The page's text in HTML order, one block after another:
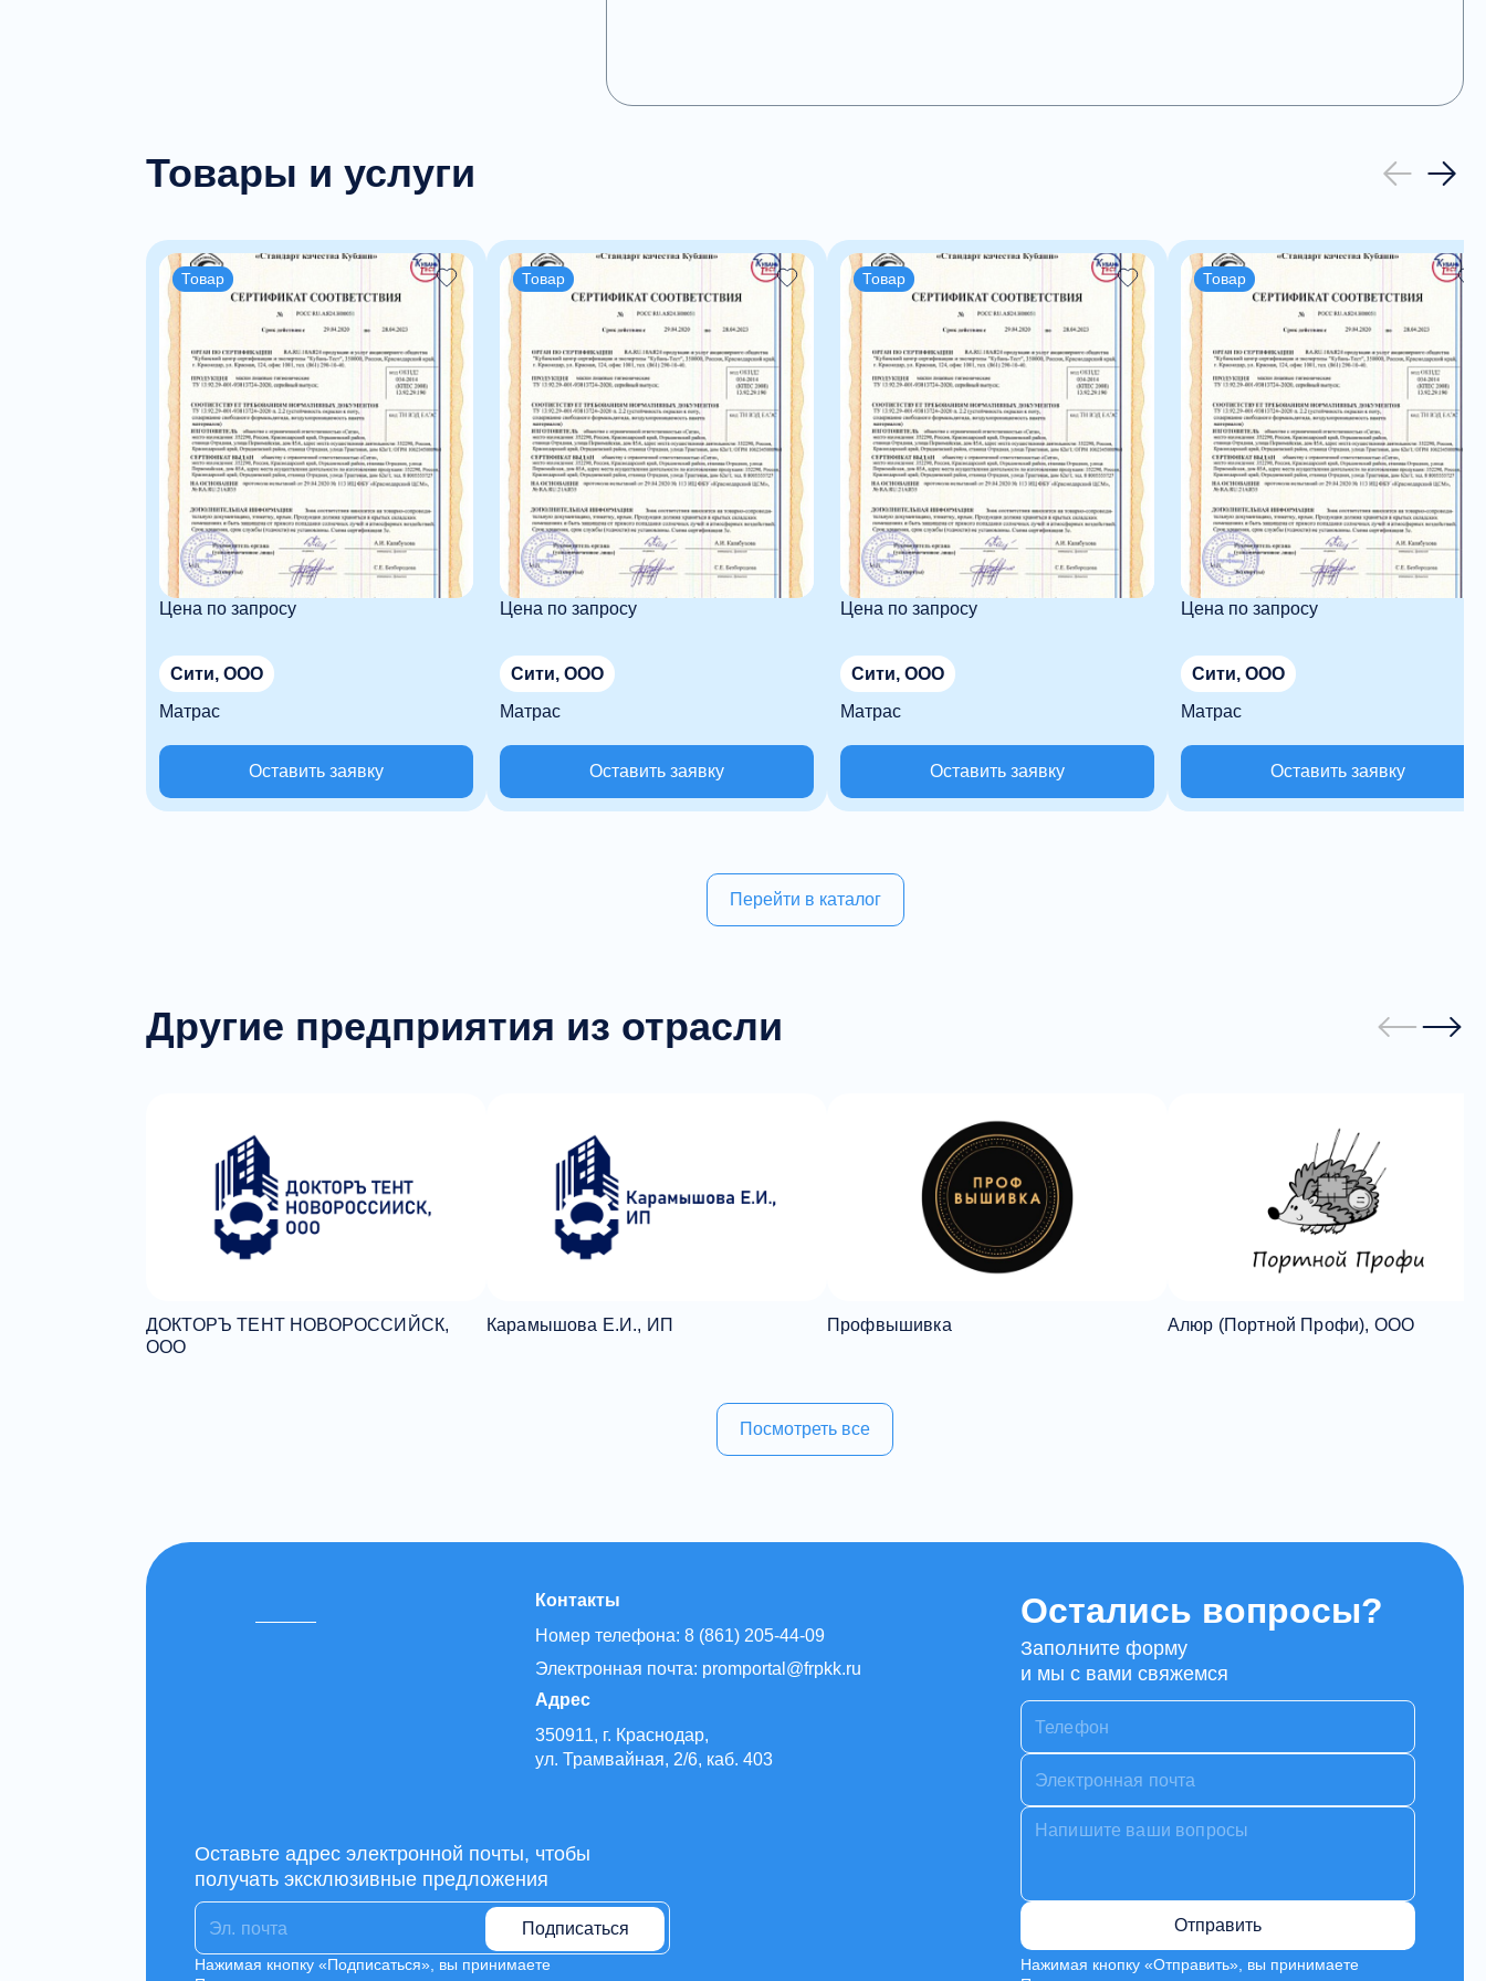
Товары и услуги
Товар
Цена по запросу
Сити, ООО
Матрас
Оставить заявку
Товар
Цена по запросу
Сити, ООО
Матрас
Оставить заявку
Товар
Цена по запросу
Сити, ООО
Матрас
Оставить заявку
Товар
Цена по запросу
Сити, ООО
Матрас
Оставить заявку
Перейти в каталог
Другие предприятия из отрасли
ДОКТОРЪ ТЕНТ НОВОРОССИЙСК,
ООО
Карамышова Е.И., ИП Профвышивка Алюр (Портной Профи), ООО
Посмотреть все
Контакты
Номер телефона: 8 (861) 205-44-09
Электронная почта: promportal@frpkk.ru
Адрес
350911, г. Краснодар,
ул. Трамвайная, 2/6, каб. 403
Остались вопросы?
Заполните форму
и мы с вами свяжемся
Отправить
Нажимая кнопку «Отправить», вы принимаете
Оставьте адрес электронной почты, чтобы
получать эксклюзивные предложения
Подписаться
Нажимая кнопку «Подписаться», вы принимаете